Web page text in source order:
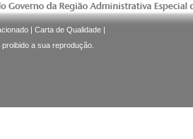
Carta de Qualidade
a sua reprodução.